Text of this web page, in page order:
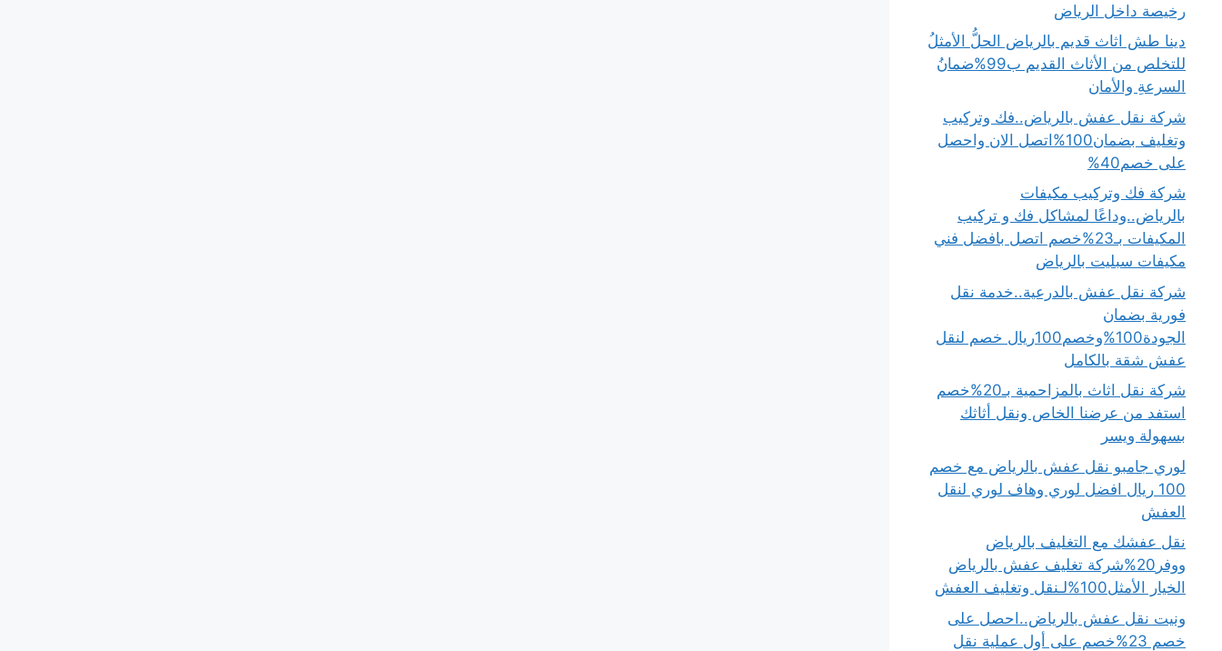
رخيصة داخل الرياض
دينا طش اثاث قديم بالرياض الحلُّ الأمثلُ
للتخلص من الأثاث القديم ب99%ضمانُ
السرعةِ والأمان
شركة نقل عفش بالرياض..فك وتركيب
وتغليف بضمان100%اتصل الان واحصل
على خصم40%
شركة فك وتركيب مكيفات
بالرياض..وداعًا لمشاكل فك و تركيب
المكيفات بـ23%خصم اتصل بافضل فني
مكيفات سبليت بالرياض
شركة نقل عفش بالدرعية..خدمة نقل
فورية بضمان
الجودة100%وخصم100ريال خصم لنقل
عفش شقة بالكامل
شركة نقل اثاث بالمزاحمية بـ20%خصم
استفد من عرضنا الخاص ونقل أثاثك
بسهولة ويسر
لوري جامبو نقل عفش بالرياض مع خصم
100 ريال افضل لوري وهاف لوري لنقل
العفش
نقل عفشك مع التغليف بالرياض
ووفر20%شركة تغليف عفش بالرياض
الخيار الأمثل100%لـنقل وتغليف العفش
ونيت نقل عفش بالرياض..احصل على
خصم 23%خصم على أول عملية نقل